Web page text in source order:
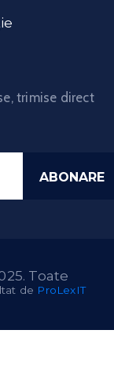
trimise direct
Toate
de ProLexIT